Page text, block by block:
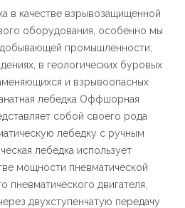
в качестве взрывозащищенной
оборудования, особенно мы
промышленности,
в геологических буровых
и взрывоопасных
лебедка Оффшорная
собой своего рода
лебедку с ручным
лебедка использует
мощности пневматической
пневматического двигателя,
двухступенчатую передачу